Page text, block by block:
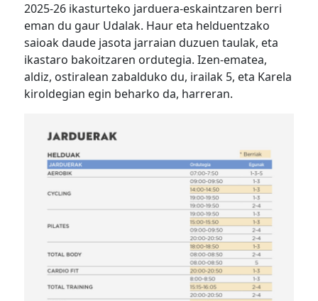
2025-26 ikasturteko jarduera-eskaintzaren berri
eman du gaur Udalak. Haur eta helduentzako
saioak daude jasota jarraian duzuen taulak, eta
ikastaro bakoitzaren ordutegia. Izen-ematea,
aldiz, ostiralean zabalduko du, irailak 5, eta Karela
kiroldegian egin beharko da, harreran.